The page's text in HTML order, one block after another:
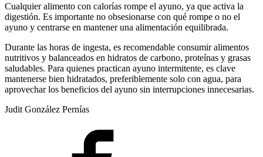
Cualquier alimento con calorías rompe el ayuno, ya que activa la
digestión. Es importante no obsesionarse con qué rompe o no el
ayuno y centrarse en mantener una alimentación equilibrada.
Durante las horas de ingesta, es recomendable consumir alimentos
nutritivos y balanceados en hidratos de carbono, proteínas y grasas
saludables. Para quienes practican ayuno intermitente, es clave
mantenerse bien hidratados, preferiblemente solo con agua, para
aprovechar los beneficios del ayuno sin interrupciones innecesarias.
Judit González Pernías